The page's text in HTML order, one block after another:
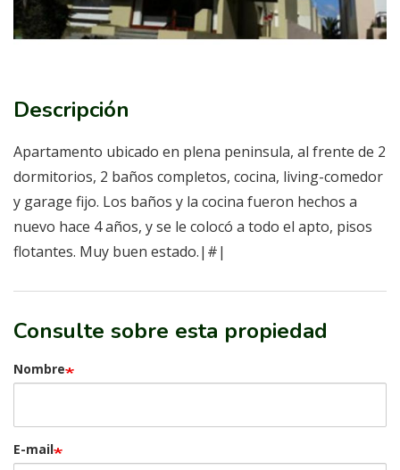
Descripción
Apartamento ubicado en plena peninsula, al frente de 2
dormitorios, 2 baños completos, cocina, living-comedor
y garage fijo. Los baños y la cocina fueron hechos a
nuevo hace 4 años, y se le colocó a todo el apto, pisos
flotantes. Muy buen estado.|#|
Consulte sobre esta propiedad
Nombre
E-mail